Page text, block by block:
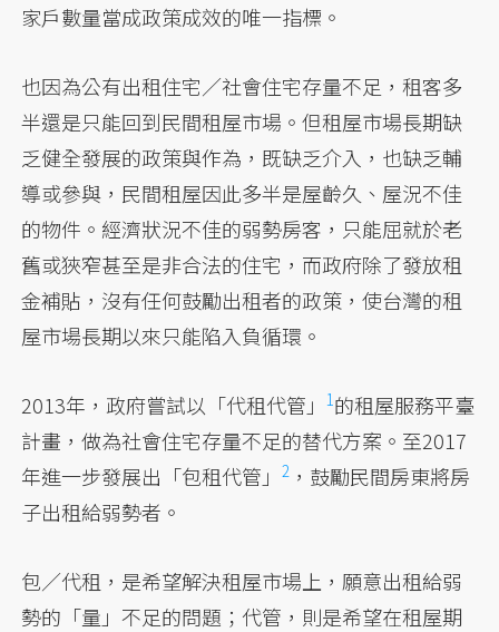
家戶數量當成政策成效的唯一指標。
也因為公有出租住宅／社會住宅存量不足，租客多
半還是只能回到民間租屋市場。但租屋市場長期缺
乏健全發展的政策與作為，既缺乏介入，也缺乏輔
導或參與，民間租屋因此多半是屋齡久、屋況不佳
的物件。經濟狀況不佳的弱勢房客，只能屈就於老
舊或狹窄甚至是非合法的住宅，而政府除了發放租
金補貼，沒有任何鼓勵出租者的政策，使台灣的租
屋市場長期以來只能陷入負循環。
2013年，政府嘗試以「代租代管」1的租屋服務平臺
計畫，做為社會住宅存量不足的替代方案。 至2017
年進一步發展出「包租代管」2 ，鼓勵民間房東將房
子出租給弱勢者。
包／代租，是希望解決租屋市場上，願意出租給弱
勢的「量」不足的問題；代管，則是希望在租屋期